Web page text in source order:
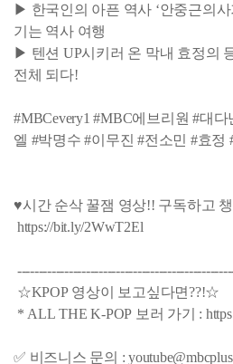
▶ 한국인의 아픈 역사 ‘안중근의
기는 역사 여행
▶ 텐션 UP시키러 온 막내 효정의
전체 되다!
#MBCevery1 #MBC에브리원 #대
엘 #박명수 #이무진 #전소민 #효정
♥시간 순삭 꿀잼 영상!! 구독하고
https://bit.ly/2WwT2El
☆KPOP 영상이 보고싶다면??!☆
* ALL THE K-POP 보러 가기 :
✅ 비즈니스 문의 :